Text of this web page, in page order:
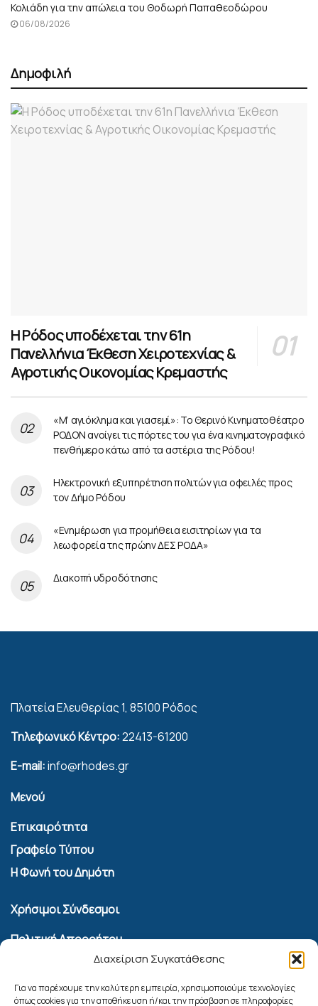
Διαχείριση Συγκατάθεσης
Για να παρέχουμε την καλύτερη εμπειρία, χρησιμοποιούμε τεχνολογίες
όπως cookies για την αποθήκευση ή/και την πρόσβαση σε πληροφορίες
Κολιάδη για την απώλεια του Θοδωρή Παπαθεοδώρου
06/08/2026
Δημοφιλή
Η Ρόδος υποδέχεται την 61η
Πανελλήνια Έκθεση Χειροτεχνίας &
Αγροτικής Οικονομίας Κρεμαστής
«Μ’ αγιόκλημα και γιασεμί»: Το Θερινό Κινηματοθέατρο
ΡΟΔΟΝ ανοίγει τις πόρτες του για ένα κινηματογραφικό
πενθήμερο κάτω από τα αστέρια της Ρόδου!
Ηλεκτρονική εξυπηρέτηση πολιτών για οφειλές προς
τον Δήμο Ρόδου
«Ενημέρωση για προμήθεια εισιτηρίων για τα
λεωφορεία της πρώην ΔΕΣ ΡΟΔΑ»
Διακοπή υδροδότησης
Πλατεία Ελευθερίας 1, 85100 Ρόδος
Τηλεφωνικό Κέντρο:22413-61200
E-mail:info@rhodes.gr
Μενού
Επικαιρότητα
Γραφείο Τύπου
Η Φωνή του Δημότη
Χρήσιμοι Σύνδεσμοι
Πολιτική Απορρήτου
Όροι Χρήσης Υπηρεσίας Επικοινωνίας
Πολιτική Cookies (ΕΕ)